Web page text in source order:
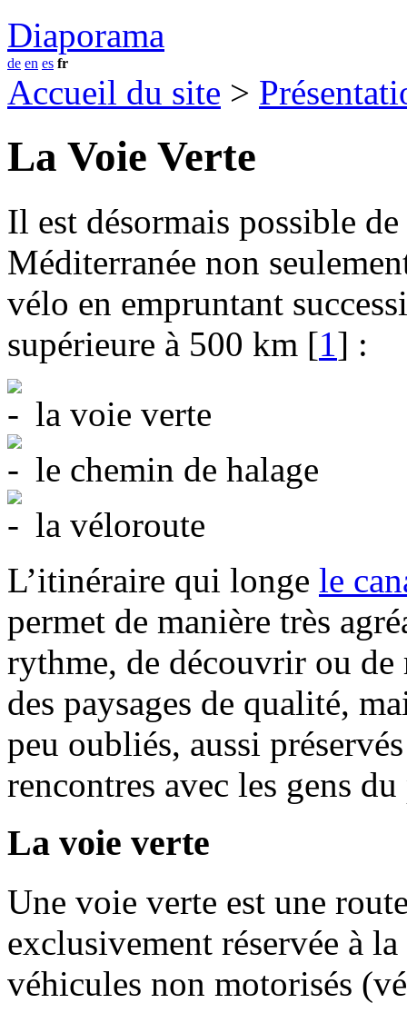
Diaporama
de en es fr
Accueil du site >
La Voie Verte
Il est désormais possible
Méditerranée non
vélo en empruntant
supérieure à 500 km [1] :
la voie verte
le chemin de halage
la véloroute
L’itinéraire qui longe le
permet de manière très
rythme, de découvrir ou
des paysages de qualité,
peu oubliés, aussi
rencontres avec les gens du
La voie verte
Une voie verte est une
exclusivement réservée à
véhicules non motorisés